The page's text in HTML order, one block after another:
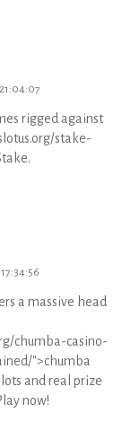
rigged against
stake-
a massive head
chumba-casino-
">chumba
and real prize
now!